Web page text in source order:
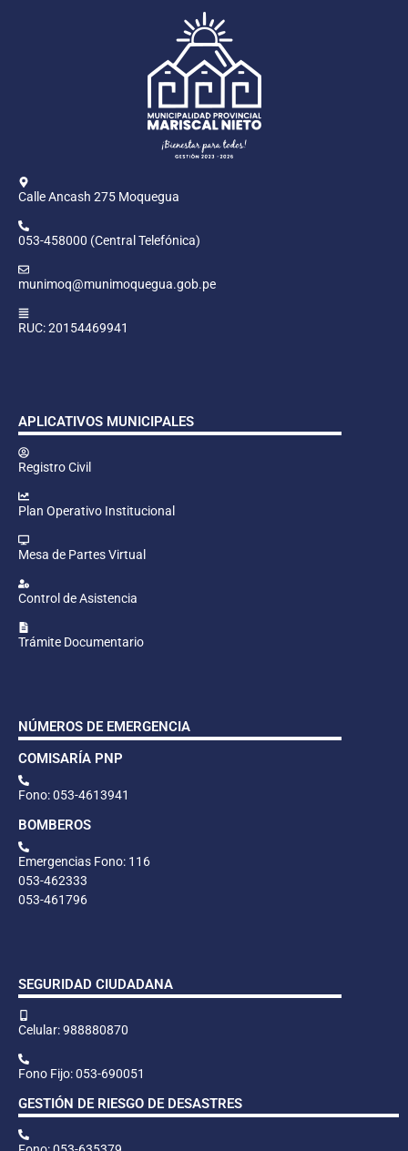
Calle Ancash 275 Moquegua
053-458000 (Central Telefónica)
munimoq@munimoquegua.gob.pe
RUC: 20154469941
APLICATIVOS MUNICIPALES
Registro Civil
Plan Operativo Institucional
Mesa de Partes Virtual
Control de Asistencia
Trámite Documentario
NÚMEROS DE EMERGENCIA
COMISARÍA PNP
Fono: 053-4613941
BOMBEROS
Emergencias Fono: 116
053-462333
053-461796
SEGURIDAD CIUDADANA
Celular: 988880870
Fono Fijo: 053-690051
GESTIÓN DE RIESGO DE DESASTRES